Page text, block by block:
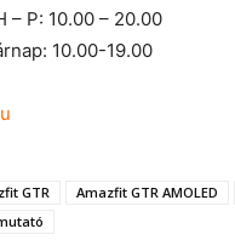
– P: 10.00 – 20.00
10.00-19.00
GTR Amazfit GTR AMOLED